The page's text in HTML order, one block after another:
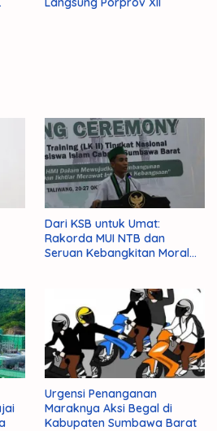
Dari KSB untuk Umat:
Rakorda MUI NTB dan
Seruan Kebangkitan Moral
Urgensi Penanganan
Maraknya Aksi Begal di
Kabupaten Sumbawa Barat